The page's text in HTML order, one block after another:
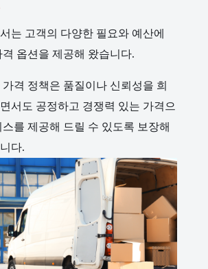
는 고객의 다양한 필요와 예산에
옵션을 제공해 왔습니다.
격 정책은 품질이나 신뢰성을 희
서도 공정하고 경쟁력 있는 가격으
를 제공해 드릴 수 있도록 보장해
다.